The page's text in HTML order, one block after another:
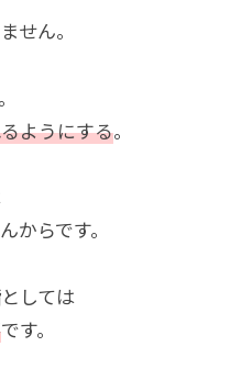
せん。
ようにする。
からです。
としては
です。